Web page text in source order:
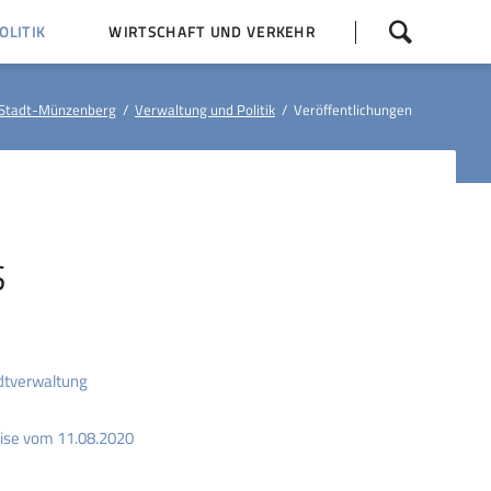
überspringen
WIRTSCHAFT UND VERKEHR
Münzenberg Verwaltung und Politik Veröffentlichungen
vom 11.08.2020